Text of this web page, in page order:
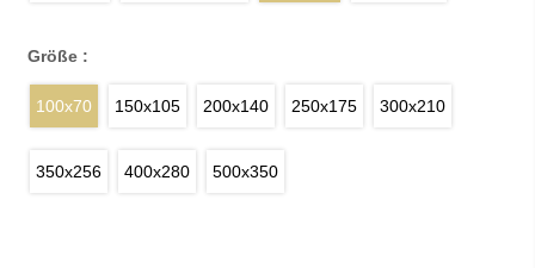
Größe :
100x70 150x105 200x140 250x175 300x210
350x256 400x280 500x350